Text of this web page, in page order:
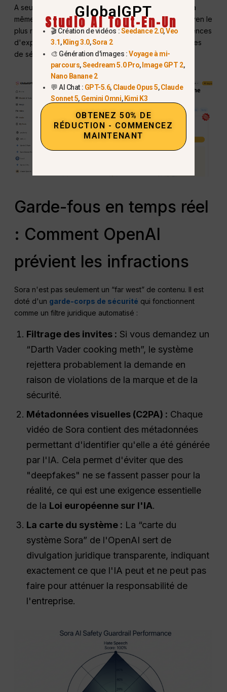
A seulement $10,80 par mois , GlobalGPT Pro offre la
même technologie de pointe que Sora 2. C'est le moyen le
plus rentable pour les indépendants et les petites agences
d'exploiter la vidéo IA tout en respectant les protocoles
de sécurité juridique établis par OpenAI.
Garde-fous en temps réel
: Comment OpenAI
prévient les infractions
Sora n'est pas seulement un “far west” de contenu. Il est
doté d'un garde-corps de sécurité qui fonctionnent
comme un filtre juridique automatisé :
Filtrage des invites : Si vous demandez un
“Darth Vader cooking meth”, le système
rejettera probablement la demande en
raison de violations de la marque et de la
sécurité.
Métadonnées visuelles (C2PA) : Chaque
vidéo de Sora contient des métadonnées
permettant d'identifier qu'elle a été générée
par l'IA. Cela permet d'éviter que des
"deepfakes" ne se fassent passer pour la
réalité, ce qui est une exigence essentielle
de la Loi européenne sur l'IA.
La carte du système : La “carte du
système Sora” de l'OpenAI sert de
divulgation juridique transparente, indiquant
exactement ce que l'IA peut et ne peut pas
faire pour atténuer la responsabilité de
l'entreprise.
GlobalGPT
Studio AI Tout-En-Un
🎬 Création de vidéos :Seedance 2.0,Veo
3.1,Kling 3.0,Sora 2
🎨 Génération d'images :Voyage à mi-
parcours,Seedream 5.0 Pro,Image GPT 2,
Nano Banane 2
💬 AI Chat : GPT-5.6, Claude Opus 5,Claude
Sonnet 5, Gemini Omni,Kimi K3
OBTENEZ 50% DE
RÉDUCTION - COMMENCEZ
MAINTENANT